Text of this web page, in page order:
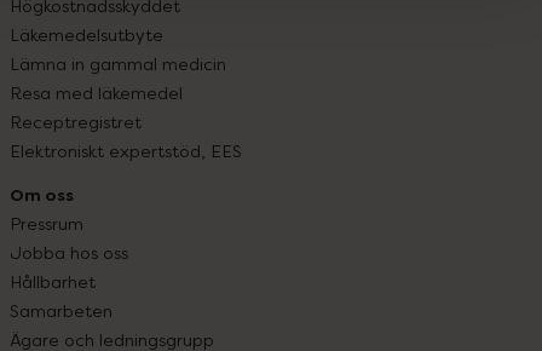
Högkostnadsskyddet
Läkemedelsutbyte
Lämna in gammal medicin
Resa med läkemedel
Receptregistret
Elektroniskt expertstöd, EES
Om oss
Pressrum
Jobba hos oss
Hållbarhet
Samarbeten
Ägare och ledningsgrupp